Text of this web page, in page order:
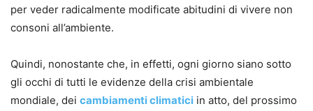
per veder radicalmente modificate abitudini di vivere non
consoni all’ambiente.
Quindi, nonostante che, in effetti, ogni giorno siano sotto
gli occhi di tutti le evidenze della crisi ambientale
mondiale, dei cambiamenti climatici in atto, del prossimo